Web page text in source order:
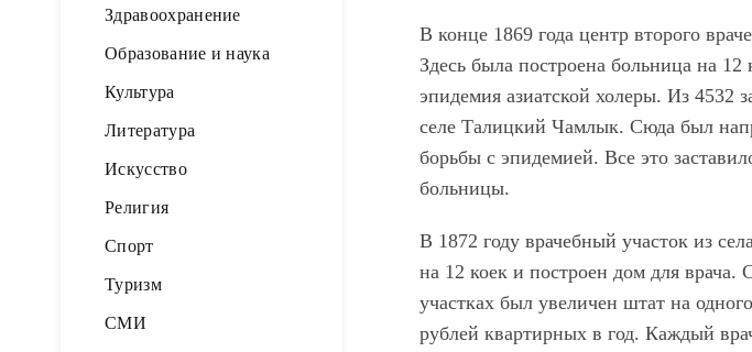
В конце 1869 года центр второго
Здесь была построена больница на
эпидемия азиатской холеры. Из 4532
селе Талицкий Чамлык. Сюда был
борьбы с эпидемией. Все это
больницы.
В 1872 году врачебный участок из
на 12 коек и построен дом для
участках был увеличен штат на
рублей квартирных в год. Каждый
Здравоохранение
Образование и наука
Культура
Литература
Искусство
Религия
Спорт
Туризм
СМИ